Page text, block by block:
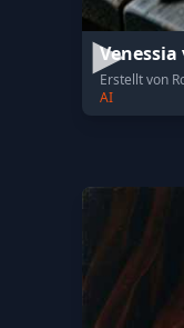
Venessia
Erstellt von
AI